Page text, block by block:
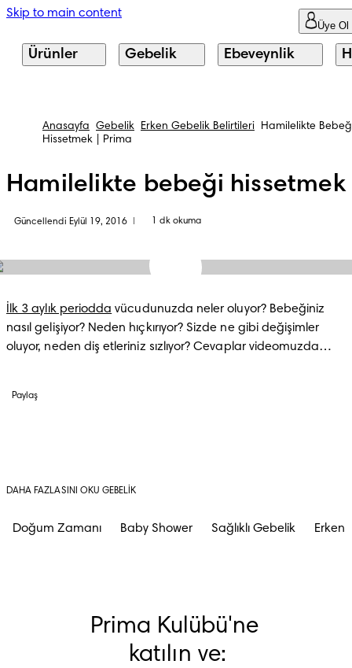
Skip to main content
Üye Ol
Ürünler Gebelik Ebeveynlik
Anasayfa Gebelik Erken Gebelik Belirtileri
Hamilelikte
Hissetmek | Prima
Hamilelikte bebeği hissetmek
Güncellendi Eylül 19, 2016 1 dk okuma
İlk 3 aylık periodda vücudunuzda neler oluyor? Bebeğiniz
nasıl gelişiyor? Neden hıçkırıyor? Sizde ne gibi değişimler
oluyor, neden diş etleriniz sızlıyor? Cevaplar videomuzda…
Paylaş
DAHA FAZLASINI OKU GEBELIK
Doğum Zamanı Baby Shower Sağlıklı Gebelik Erken
Prima Kulübü'ne
katılın ve: